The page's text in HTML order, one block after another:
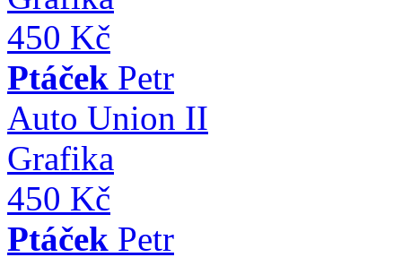
450 Kč
Ptáček Petr
Auto Union II
Grafika
450 Kč
Ptáček Petr